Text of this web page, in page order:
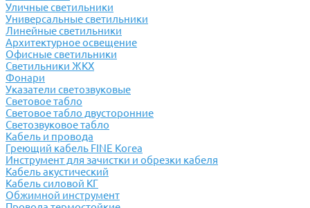
Уличные светильники
Универсальные светильники
Линейные светильники
Архитектурное освещение
Офисные светильники
Светильники ЖКХ
Фонари
Указатели светозвуковые
Световое табло
Световое табло двусторонние
Светозвуковое табло
Кабель и провода
Греющий кабель FINE Korea
Инструмент для зачистки и обрезки кабеля
Кабель акустический
Кабель силовой КГ
Обжимной инструмент